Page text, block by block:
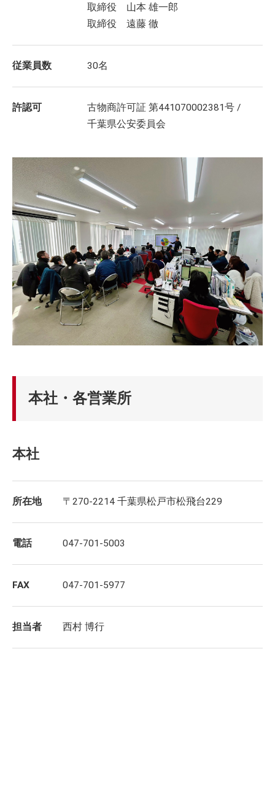
取締役 山本 雄一郎
取締役 遠藤 徹
従業員数 30名
許認可
古物商許可証 第441070002381号 /
千葉県公安委員会
本社・各営業所
本社
所在地 〒270-2214 千葉県松戸市松飛台229
電話 047-701-5003
FAX 047-701-5977
担当者 西村 博行